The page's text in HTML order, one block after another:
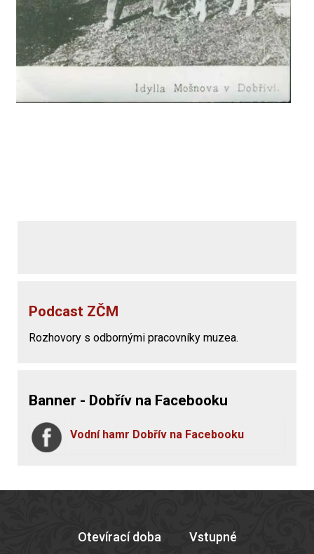
Podcast ZČM
Rozhovory s odbornými pracovníky muzea.
Banner - Dobřív na Facebooku
Vodní hamr Dobřív na Facebooku
Otevírací doba
Vstupné